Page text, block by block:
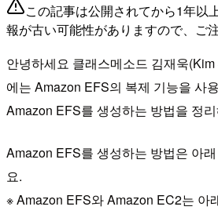
この記事は公開されてから1年以
報が古い可能性がありますので、ご
안녕하세요 클래스메소드 김재욱
에는 Amazon EFS의 복제 기능을 사
Amazon EFS를 생성하는 방법을 정
Amazon EFS를 생성하는 방법은 아
요.
※ Amazon EFS와 Amazon EC2는 아